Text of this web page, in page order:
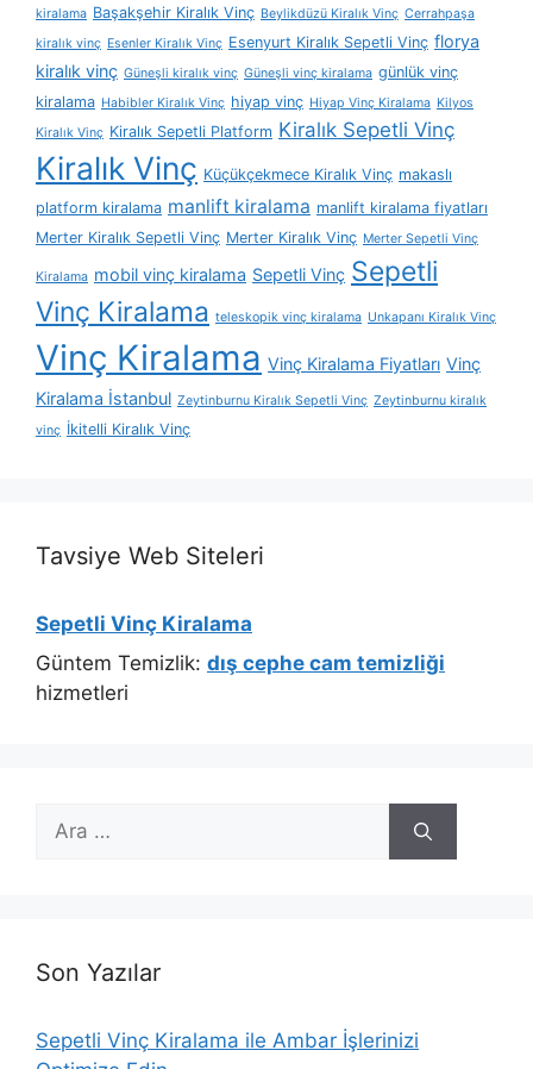
kiralama Başakşehir Kiralık Vinç Beylikdüzü Kiralık Vinç Cerrahpaşa
kiralık vinç Esenler Kiralık Vinç Esenyurt Kiralık Sepetli Vinç florya
kiralık vinç Güneşli kiralık vinç Güneşli vinç kiralama günlük vinç
kiralama Habibler Kiralık Vinç hiyap vinç Hiyap Vinç Kiralama Kilyos
Kiralık Vinç Kiralık Sepetli Platform Kiralık Sepetli Vinç
Kiralık Vinç Küçükçekmece Kiralık Vinç makaslı
platform kiralama manlift kiralama manlift kiralama fiyatları
Merter Kiralık Sepetli Vinç Merter Kiralık Vinç Merter Sepetli Vinç
Kiralama mobil vinç kiralama Sepetli Vinç Sepetli
Vinç Kiralama teleskopik vinç kiralama Unkapanı Kiralık Vinç
Vinç Kiralama Vinç Kiralama Fiyatları Vinç
Kiralama İstanbul Zeytinburnu Kiralık Sepetli Vinç Zeytinburnu kiralık
vinç İkitelli Kiralık Vinç
Tavsiye Web Siteleri
Sepetli Vinç Kiralama
Güntem Temizlik: dış cephe cam temizliği
hizmetleri
için
Son Yazılar
Sepetli Vinç Kiralama ile Ambar İşlerinizi